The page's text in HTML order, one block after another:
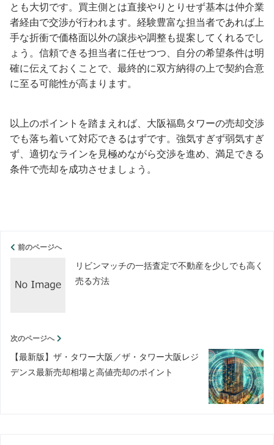
とも大切です。買主側とは直接やりとりせず基本は仲介業
者経由で交渉が行われます。経験豊富な担当者であれば上
手な折衝で価格面以外の譲歩や調整も提案してくれるでし
ょう。信頼できる担当者に任せつつ、自分の希望条件は明
確に伝えておくことで、最終的に双方納得の上で契約合意
に至る可能性が高まります。
以上のポイントを踏まえれば、大阪福島タワーの売却交渉
でも落ち着いて対応できるはずです。強気すぎず弱気すぎ
ず、適切なラインを見極めながら交渉を進め、満足できる
条件で売却を成功させましょう。
前のページへ
リビンマッチの一括査定で不動産を少しでも高く
売る方法
次のページへ
【最新版】ザ・タワー大阪／ザ・タワー大阪レジ
デンス最新売却相場と高値売却のポイント